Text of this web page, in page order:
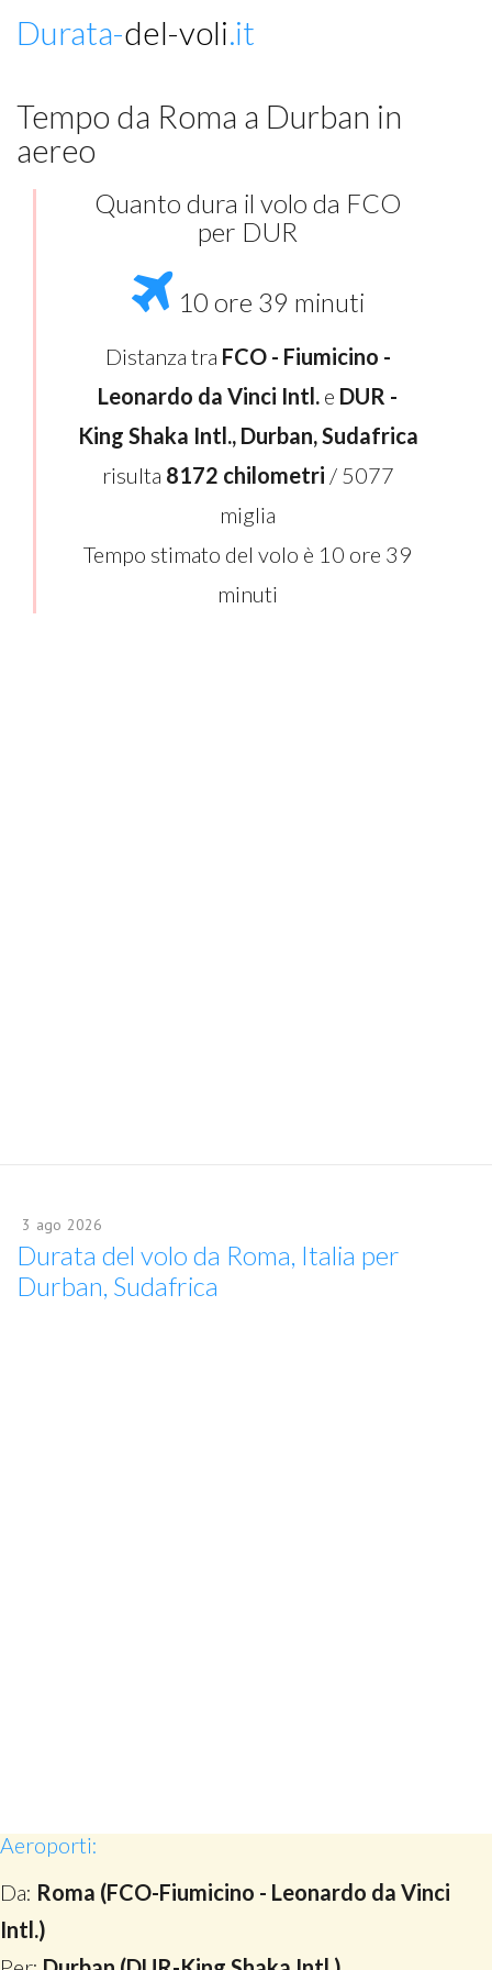
Durata-del-voli.it
Tempo da Roma a Durban in
aereo
Quanto dura il volo da FCO
per DUR
10 ore 39 minuti
Distanza tra FCO - Fiumicino -
Leonardo da Vinci Intl. e DUR -
King Shaka Intl., Durban, Sudafrica
risulta 8172 chilometri / 5077
miglia
Tempo stimato del volo è 10 ore 39
minuti
3 ago 2026
Durata del volo da Roma, Italia per
Durban, Sudafrica
Aeroporti:
Da: Roma (FCO-Fiumicino - Leonardo da Vinci
Intl.)